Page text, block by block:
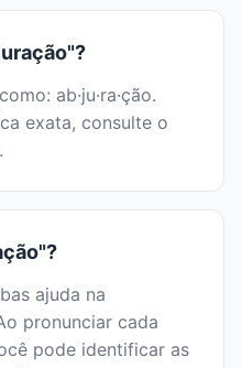
ab·ju·ra·ção.
exata, consulte o
ajuda na
pronunciar cada
pode identificar as